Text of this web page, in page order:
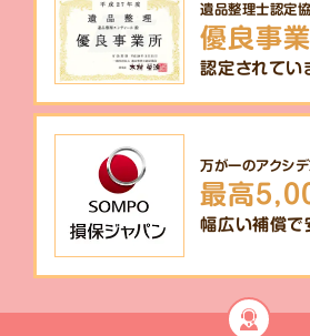
遺品整理士認定
優良事
認定されてい
万が一のアクシ
最高
幅広い補償で